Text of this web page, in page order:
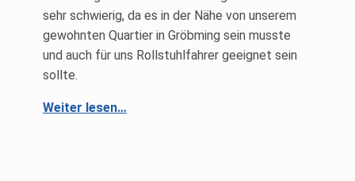
sehr schwierig, da es in der Nähe von unserem
gewohnten Quartier in Gröbming sein musste
und auch für uns Rollstuhlfahrer geeignet sein
sollte.
Weiter lesen“Monoskikurs für Anfänger und Fortgeschrittene von 09.01. – 13.01.2019 auf der Riesneralm in Donnersbachwald”
…